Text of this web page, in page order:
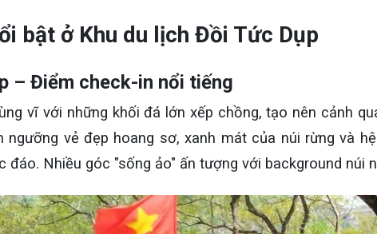
bật ở Khu du lịch Đồi Tức Dụp
– Điểm check-in nổi tiếng
vĩ với những khối đá lớn xếp chồng, tạo nên cảnh
ngưỡng vẻ đẹp hoang sơ, xanh mát của núi rừng và
đáo. Nhiều góc "sống ảo" ấn tượng với background núi